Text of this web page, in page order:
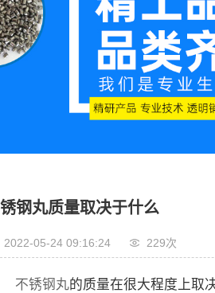
钢丸质量取决于什么
2022-05-24 09:16:24 229次
不锈钢丸的质量在很大程度上取